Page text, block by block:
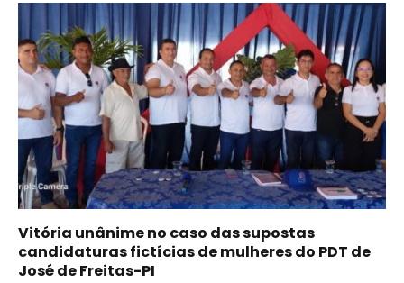
Vitória unânime no caso das supostas
candidaturas fictícias de mulheres do PDT de
José de Freitas-PI